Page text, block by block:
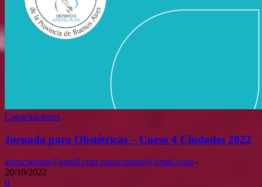
Capacitaciones
Jornada para Obstétricas – Curso 4 Ciudades 2022
agenciamots@gmail.com agenciamots@gmail.com -
20/10/2022
0